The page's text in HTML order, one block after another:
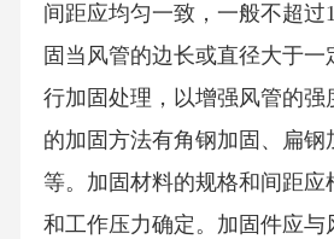
间距应均匀一致，一般不超过
固当风管的边长或直径大于
行加固处理，以增强风管的强
的加固方法有角钢加固、扁钢
等。加固材料的规格和间距应
和工作压力确定。加固件应与